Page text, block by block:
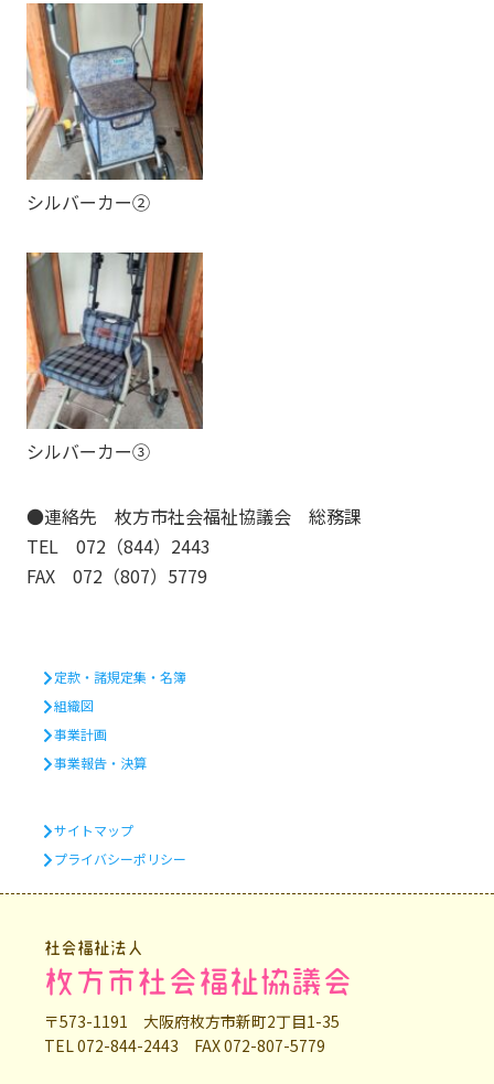
シルバーカー②
シルバーカー③
●連絡先 枚方市社会福祉協議会 総務課
TEL 072（844）2443
FAX 072（807）5779
定款・諸規定集・名簿
組織図
事業計画
事業報告・決算
サイトマップ
プライバシーポリシー
社会福祉法人
枚方市社会福祉協議会
〒573-1191 大阪府枚方市新町2丁目1-35
TEL 072-844-2443 FAX 072-807-5779